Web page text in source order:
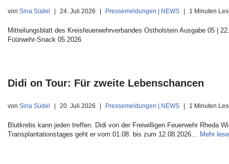
von Sina Südel 24. Juli 2026 Pressemeldungen | NEWS 1 Minuten
Mitteilungsblatt des Kreisfeuerwehrverbandes Ostholstein Ausgabe 05 |
Füürwehr-Snack 05.2026
Didi on Tour: Für zweite Lebenschancen
von Sina Südel 20. Juli 2026 Pressemeldungen | NEWS 1 Minuten
Blutkrebs kann jeden treffen. Didi von der Freiwilligen Feuerwehr Rheda
Transplantationstages geht er vom 01.08. bis zum 12.08.2026… Mehr